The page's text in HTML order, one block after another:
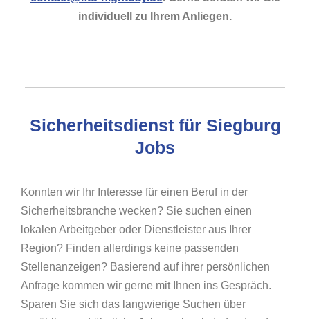
individuell zu Ihrem Anliegen.
Sicherheitsdienst für Siegburg
Jobs
Konnten wir Ihr Interesse für einen Beruf in der
Sicherheitsbranche wecken? Sie suchen einen
lokalen Arbeitgeber oder Dienstleister aus Ihrer
Region? Finden allerdings keine passenden
Stellenanzeigen? Basierend auf ihrer persönlichen
Anfrage kommen wir gerne mit Ihnen ins Gespräch.
Sparen Sie sich das langwierige Suchen über